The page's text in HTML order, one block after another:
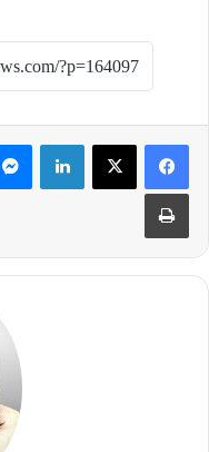
طباعة